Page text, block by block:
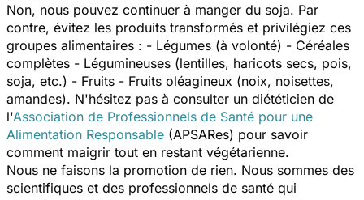
Non, nous pouvez continuer à manger du soja. Par
contre, évitez les produits transformés et privilégiez ces
groupes alimentaires : - Légumes (à volonté) - Céréales
complètes - Légumineuses (lentilles, haricots secs, pois,
soja, etc.) - Fruits - Fruits oléagineux (noix, noisettes,
amandes). N'hésitez pas à consulter un diététicien de
l'Association de Professionnels de Santé pour une
Alimentation Responsable (APSARes) pour savoir
comment maigrir tout en restant végétarienne.
Nous ne faisons la promotion de rien. Nous sommes des
scientifiques et des professionnels de santé qui